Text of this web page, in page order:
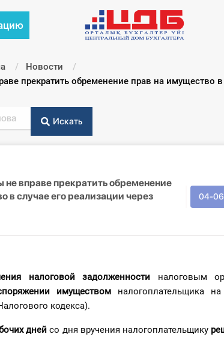
Новости
прекратить обременение прав на имущество в
Искать
не вправе прекратить обременение
в случае его реализации через
04-
налоговой задолженности налоговым
имуществом налогоплательщика
кодекса).
дней со дня вручения налогоплательщику